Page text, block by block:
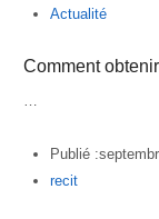
Actualité
Comment
…
Publié :
Author
recit